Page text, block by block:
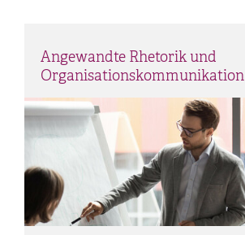
Angewandte Rhetorik und
Organisationskommunikation